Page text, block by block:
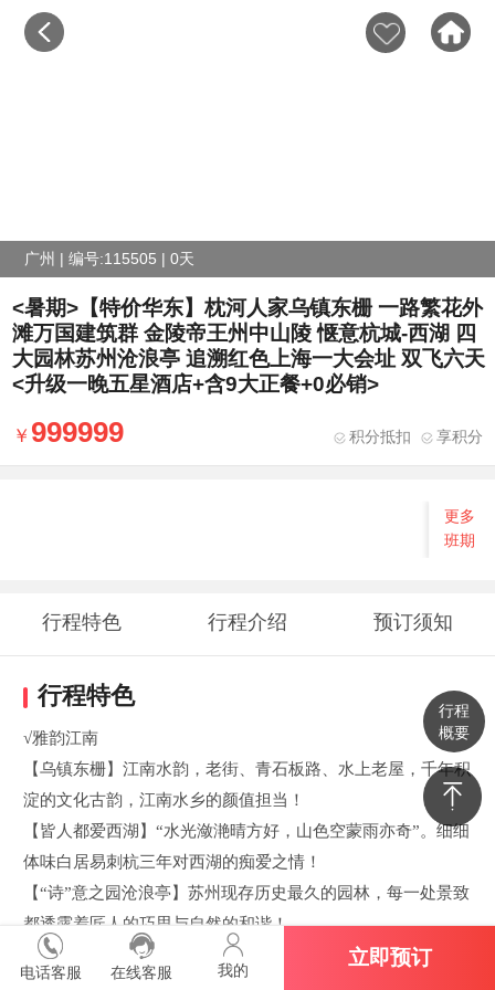
行程
概要
电话客服 在线客服 我的
立即预订
广州 | 编号:115505 | 0天
<暑期>【特价华东】枕河人家乌镇东栅 一路繁花外
滩万国建筑群 金陵帝王州中山陵 惬意杭城-西湖 四
大园林苏州沧浪亭 追溯红色上海一大会址 双飞六天
<升级一晚五星酒店+含9大正餐+0必销>
999999 积分抵扣 享积分
更多
班期
行程特色 行程介绍 预订须知
行程特色
√雅韵江南
【乌镇东栅】江南水韵，老街、青石板路、水上老屋，千年积
淀的文化古韵，江南水乡的颜值担当！
【皆人都爱西湖】“水光潋滟晴方好，山色空蒙雨亦奇”。细细
体味白居易刺杭三年对西湖的痴爱之情！
【“诗”意之园沧浪亭】苏州现存历史最久的园林，每一处景致
都透露着匠人的巧思与自然的和谐！
√红色记忆